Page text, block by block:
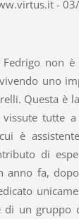
-
Fedrigo non
uno
Questa è
vissute tutte
è
di
anno fa,
un gruppo